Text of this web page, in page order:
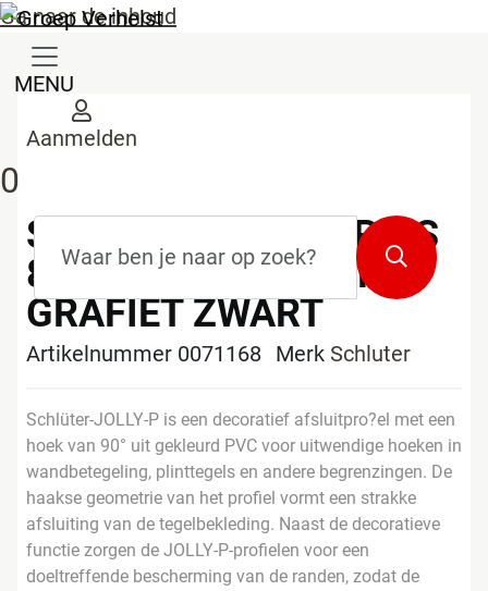
Ga naar de inhoud
MENU
Aanmelden
0
Zoekterm
Zoeken
SCHLUTER JOLLY P GS
80 L=2,50M H=8MM
GRAFIET ZWART
Artikelnummer 0071168 Merk Schluter
Schlüter-JOLLY-P is een decoratief afsluitpro?el met een
hoek van 90° uit gekleurd PVC voor uitwendige hoeken in
wandbetegeling, plinttegels en andere begrenzingen. De
haakse geometrie van het profiel vormt een strakke
afsluiting van de tegelbekleding. Naast de decoratieve
functie zorgen de JOLLY-P-profielen voor een
doeltreffende bescherming van de randen, zodat de